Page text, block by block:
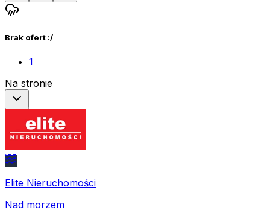
Brak ofert :/
1
Na stronie
Elite Nieruchomości
Nad morzem